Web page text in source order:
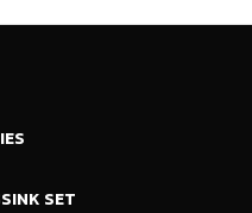
SINK SET